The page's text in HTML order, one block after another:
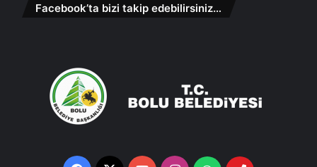
Facebook’ta bizi takip edebilirsiniz…